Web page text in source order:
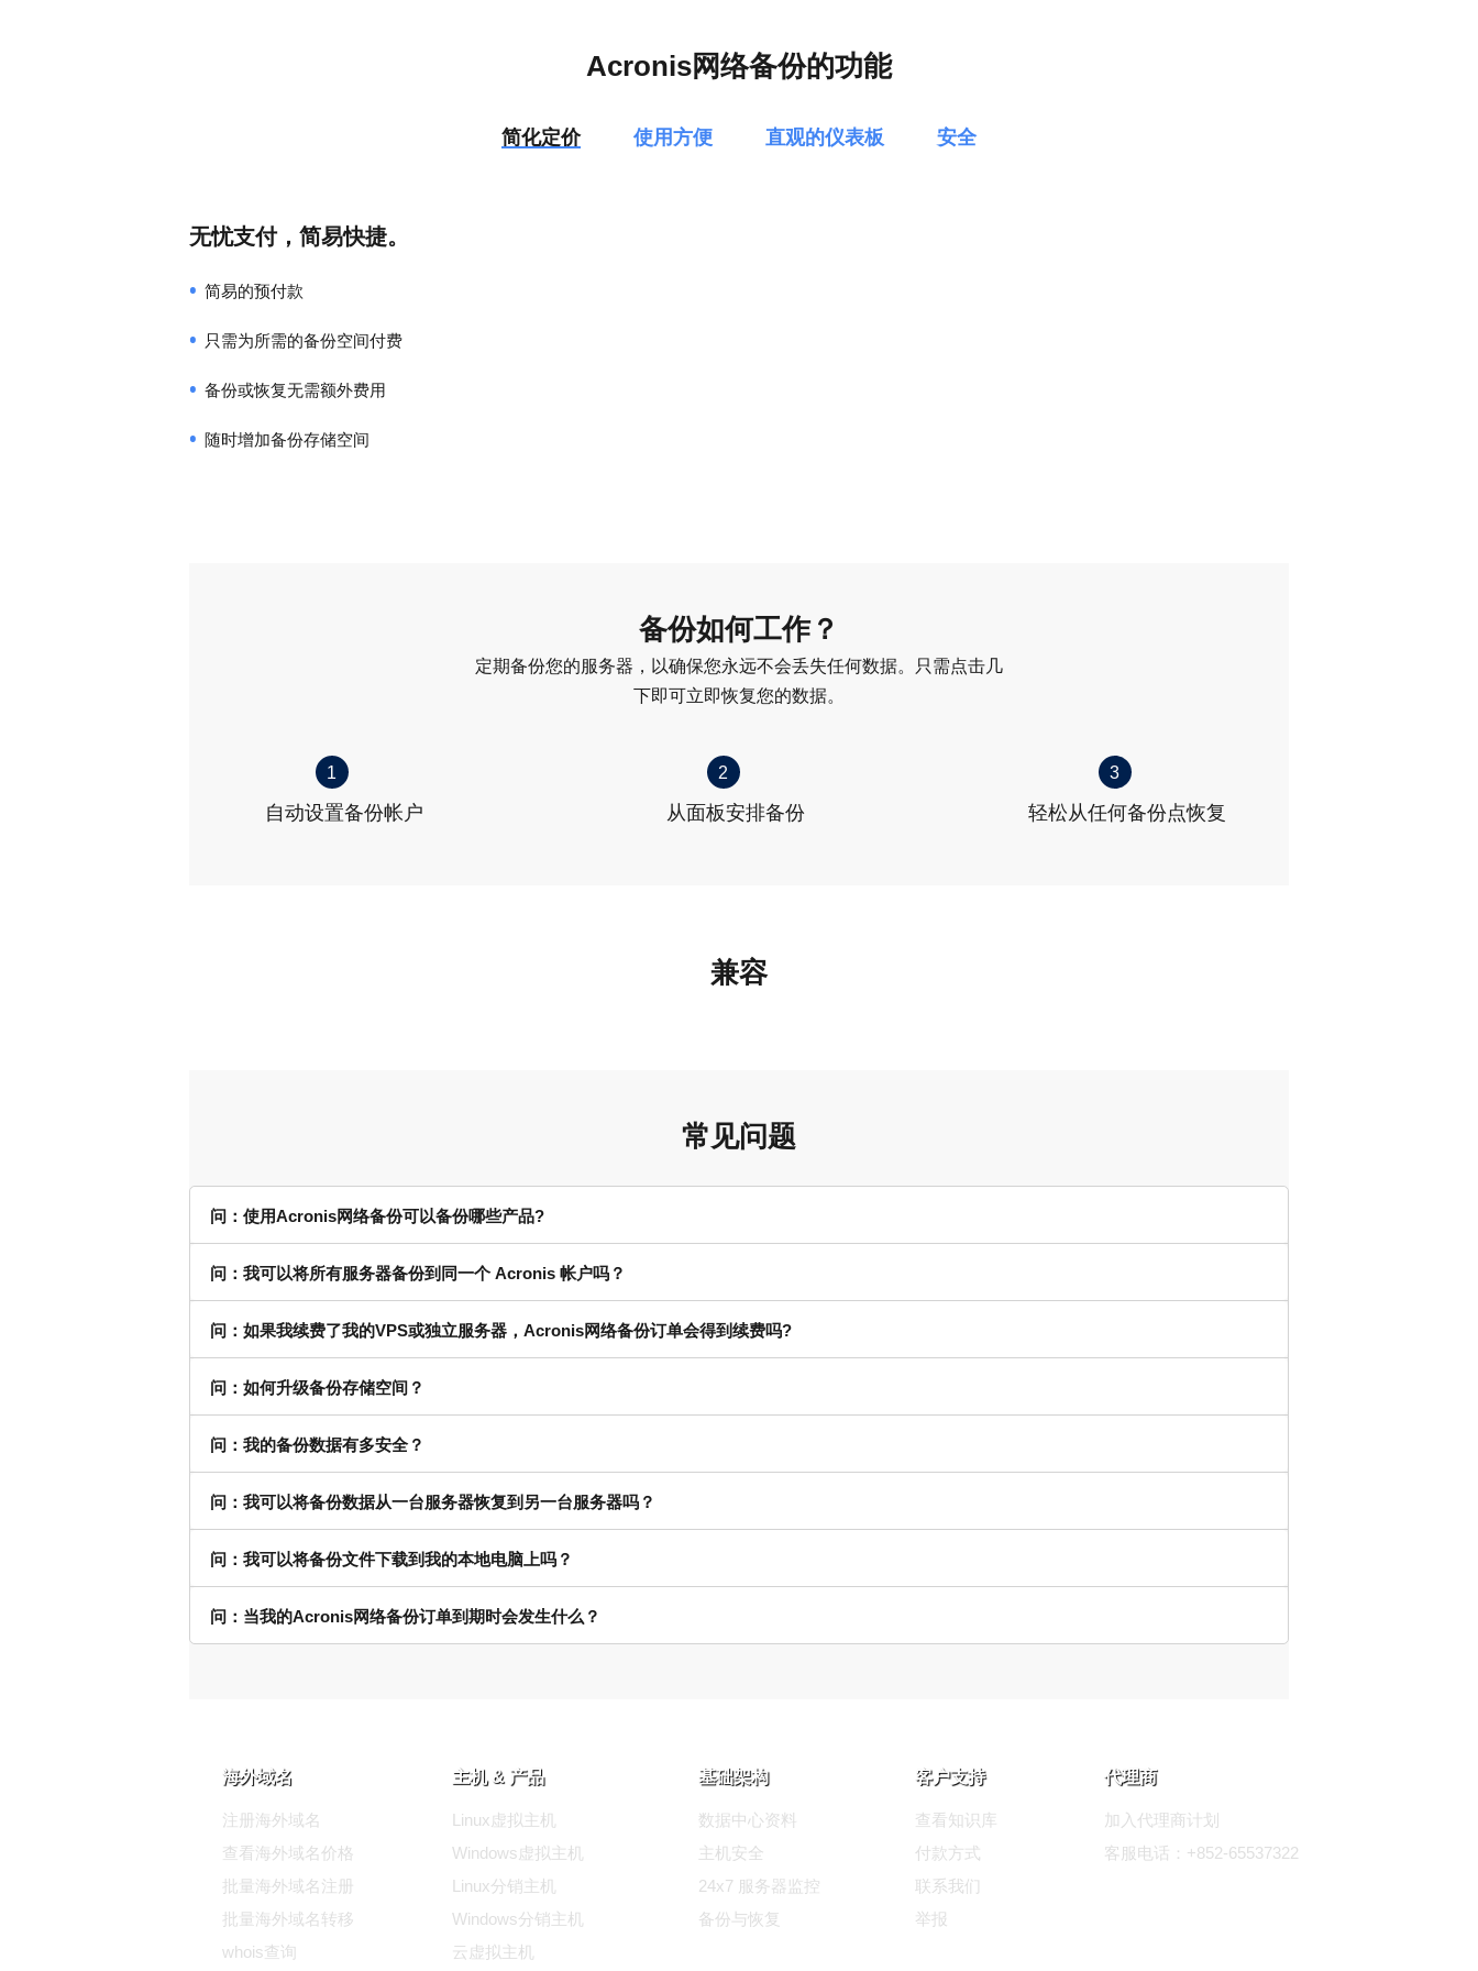
Acronis网络备份的功能
简化定价 使用方便 直观的仪表板 安全
无忧支付，简易快捷。
简易的预付款
只需为所需的备份空间付费
备份或恢复无需额外费用
随时增加备份存储空间
备份如何工作？
定期备份您的服务器，以确保您永远不会丢失任何数据。只需点击几
下即可立即恢复您的数据。
1
自动设置备份帐户
2
从面板安排备份
3
轻松从任何备份点恢复
兼容
常见问题
问：使用Acronis网络备份可以备份哪些产品?
问：我可以将所有服务器备份到同一个 Acronis 帐户吗？
问：如果我续费了我的VPS或独立服务器，Acronis网络备份订单会得到续费吗?
问：如何升级备份存储空间？
问：我的备份数据有多安全？
问：我可以将备份数据从一台服务器恢复到另一台服务器吗？
问：我可以将备份文件下载到我的本地电脑上吗？
问：当我的Acronis网络备份订单到期时会发生什么？
海外域名
注册海外域名
查看海外域名价格
批量海外域名注册
批量海外域名转移
whois查询
主机 & 产品
Linux虚拟主机
Windows虚拟主机
Linux分销主机
Windows分销主机
云虚拟主机
基础架构
数据中心资料
主机安全
24x7 服务器监控
备份与恢复
客户支持
查看知识库
付款方式
联系我们
举报
代理商
加入代理商计划
客服电话：+852-65537322